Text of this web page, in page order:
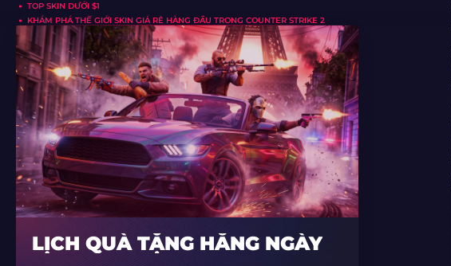
TOP SKIN DƯỚI $1
KHÁM PHÁ THẾ GIỚI SKIN GIÁ RẺ HÀNG ĐẦU TRONG COUNTER STRIKE 2
LỊCH QUÀ TẶNG HẰNG NGÀY